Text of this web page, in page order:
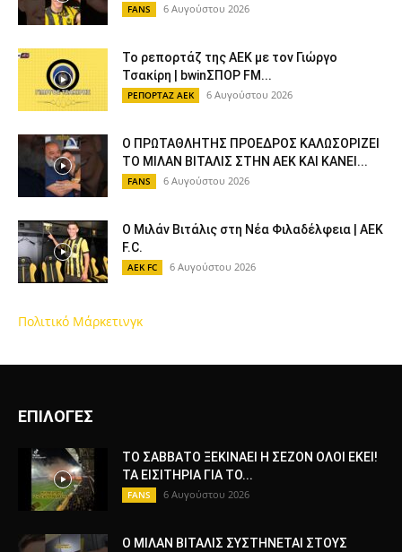
FANS 6 Αυγούστου 2026
Το ρεπορτάζ της ΑΕΚ με τον Γιώργο
Τσακίρη | bwinΣΠΟΡ FM...
ΡΕΠΟΡΤΑΖ ΑΕΚ 6 Αυγούστου 2026
Ο ΠΡΩΤΑΘΛΗΤΗΣ ΠΡΟΕΔΡΟΣ ΚΑΛΩΣΟΡΙΖΕΙ
ΤΟ ΜΙΛΑΝ ΒΙΤΑΛΙΣ ΣΤΗΝ ΑΕΚ ΚΑΙ ΚΑΝΕΙ...
FANS 6 Αυγούστου 2026
Ο Μιλάν Βιτάλις στη Νέα Φιλαδέλφεια | AEK
F.C.
AEK FC 6 Αυγούστου 2026
Πολιτικό Μάρκετινγκ
ΕΠΙΛΟΓΕΣ
ΤΟ ΣΑΒΒΑΤΟ ΞΕΚΙΝΑΕΙ Η ΣΕΖΟΝ ΟΛΟΙ ΕΚΕΙ!
ΤΑ ΕΙΣΙΤΗΡΙΑ ΓΙΑ ΤΟ...
FANS 6 Αυγούστου 2026
Ο ΜΙΛΑΝ ΒΙΤΑΛΙΣ ΣΥΣΤΗΝΕΤΑΙ ΣΤΟΥΣ